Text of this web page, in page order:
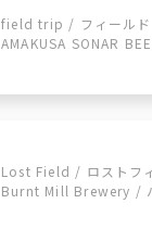
field trip / フィールド
AMAKUSA SONAR
Lost Field / ロストフ
Burnt Mill Brewery /